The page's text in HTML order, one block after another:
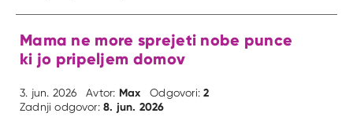
Mama ne more sprejeti nobe punce
ki jo pripeljem domov
3. jun. 2026 Avtor: Max Odgovori:2
Zadnji odgovor:8. jun. 2026